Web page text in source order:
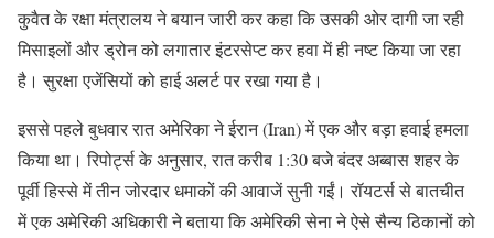
कुवैत के रक्षा मंत्रालय ने बयान जारी कर कहा कि उसकी ओर दागी जा रही
मिसाइलों और ड्रोन को लगातार इंटरसेप्ट कर हवा में ही नष्ट किया जा रहा
है। सुरक्षा एजेंसियों को हाई अलर्ट पर रखा गया है।
इससे पहले बुधवार रात अमेरिका ने ईरान (Iran) में एक और बड़ा हवाई हमला
किया था। रिपोर्ट्स के अनुसार, रात करीब 1:30 बजे बंदर अब्बास शहर के
पूर्वी हिस्से में तीन जोरदार धमाकों की आवाजें सुनी गईं। रॉयटर्स से बातचीत
में एक अमेरिकी अधिकारी ने बताया कि अमेरिकी सेना ने ऐसे सैन्य ठिकानों को